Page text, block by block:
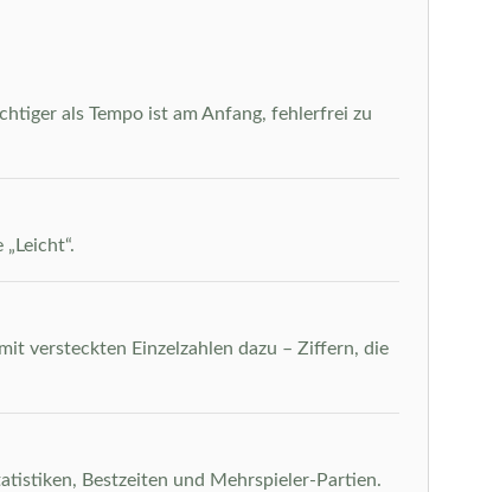
als Tempo ist am Anfang, fehlerfrei zu
versteckten Einzelzahlen dazu – Ziffern, die
Bestzeiten und Mehrspieler-Partien.